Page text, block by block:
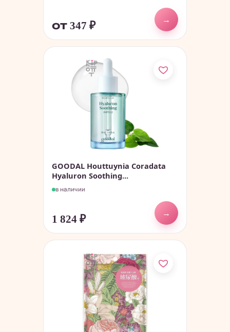
от 347 ₽
→
GOODAL Houttuynia Coradata
Hyaluron Soothing...
в наличии
1 824 ₽
→